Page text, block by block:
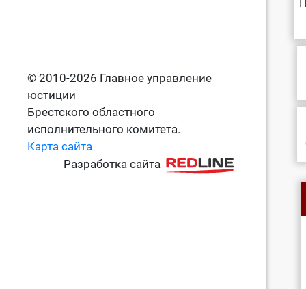
© 2010-2026 Главное управление
юстиции
Брестского областного
исполнительного комитета.
Карта сайта
Разработка сайта